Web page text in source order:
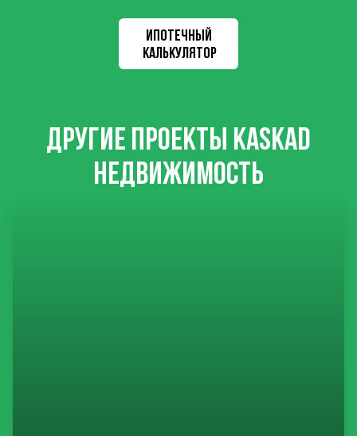
ИПОТЕЧНЫЙ
КАЛЬКУЛЯТОР
ДРУГИЕ ПРОЕКТЫ KASKAD
НЕДВИЖИМОСТЬ